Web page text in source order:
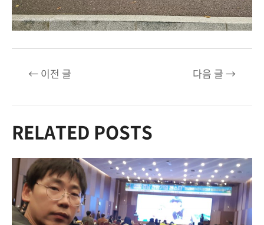
←이전 글 다음 글→
RELATED POSTS